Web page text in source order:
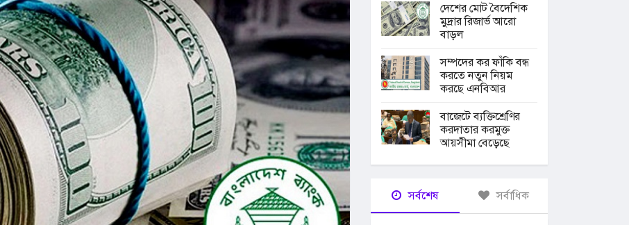
দেশের মোট বৈদেশিক
মুদ্রার রিজার্ভ আরো
বাড়ল
সম্পদের কর ফাঁকি বন্ধ
করতে নতুন নিয়ম
করছে এনবিআর
বাজেটে ব্যক্তিশ্রেণির
করদাতার করমুক্ত
আয়সীমা বেড়েছে
সর্বশেষ সর্বাধিক